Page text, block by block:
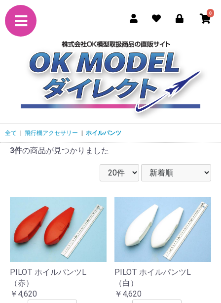
0
全て 飛行機アクセサリー ホイルパンツ
3件の商品が見つかりました
PILOT ホイルパンツL
（赤）
￥4,620
PILOT ホイルパンツL
（白）
￥4,620